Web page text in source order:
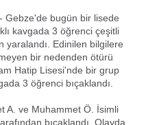
Gebze'de bugün bir lisede
kavgada 3 öğrenci çeşitli
yaralandı. Edinilen bilgilere
bir nedenden ötürü
Hatip Lisesi'nde bir grup
3 öğrenci bıçaklandı.
A. ve Muhammet Ö. İsimli
bıçaklandı. Olayda